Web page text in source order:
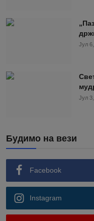
Јул
Јул
Будимо на вези
Facebook
Instagram